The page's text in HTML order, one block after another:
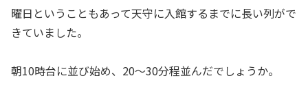
曜日ということもあって天守に入館するまでに長い列がで
きていました。
朝10時台に並び始め、20～30分程並んだでしょうか。